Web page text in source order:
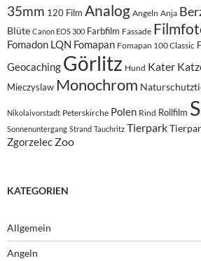
35mm 120 Film Analog Angeln Anja
Blüte Canon EOS 300 Farbfilm Fassade
Fomadon LQN Fomapan Fomapan 100 Classic
Geocaching Görlitz Hund Kater
Mieczyslaw Monochrom
Nikolaivorstadt Peterskirche Polen Rind Rollfilm
Sonnenuntergang Strand Tauchritz Tierpark
Zgorzelec Zoo
KATEGORIEN
Allgemein
Angeln